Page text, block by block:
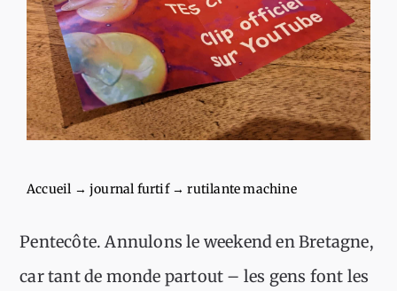
Accueil → journal furtif→rutilante machine
Pentecôte. Annulons le weekend en Bretagne,
car tant de monde partout – les gens font les